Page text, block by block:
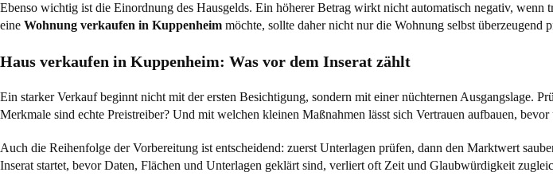
Ebenso wichtig ist die Einordnung des Hausgelds. Ein höherer Betrag wirkt nicht automatisch negativ,
eine Wohnung verkaufen in Kuppenheim möchte, sollte daher nicht nur die Wohnung selbst überzeugend
Haus verkaufen in Kuppenheim: Was vor dem Inserat zählt
Ein starker Verkauf beginnt nicht mit der ersten Besichtigung, sondern mit einer nüchternen Ausgangslage.
Merkmale sind echte Preistreiber? Und mit welchen kleinen Maßnahmen lässt sich Vertrauen aufbauen,
Auch die Reihenfolge der Vorbereitung ist entscheidend: zuerst Unterlagen prüfen, dann den Marktwert
Inserat startet, bevor Daten, Flächen und Unterlagen geklärt sind, verliert oft Zeit und Glaubwürdigkeit